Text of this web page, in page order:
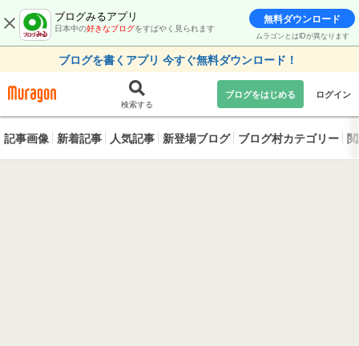
ブログみるアプリ
日本中の好きなブログをすばやく見られます
無料ダウンロード
ムラゴンとはIDが異なります
ブログを書くアプリ 今すぐ無料ダウンロード！
検索する
ブログをはじめる ログイン
記事画像 新着記事 人気記事 新登場ブログ ブログ村カテゴリー